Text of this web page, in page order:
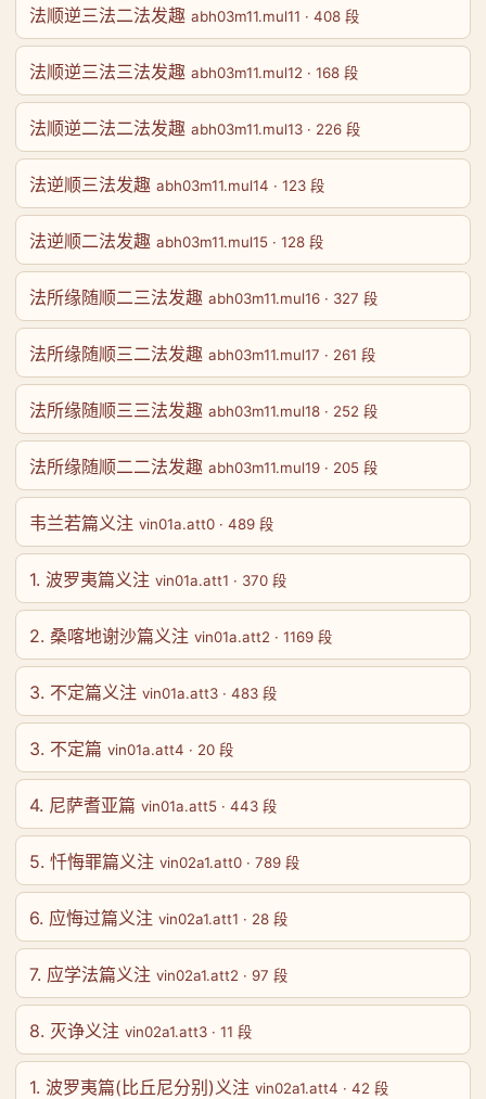
法顺逆三法二法发趣 abh03m11.mul11 · 408 段
法顺逆三法三法发趣 abh03m11.mul12 · 168 段
法顺逆二法二法发趣 abh03m11.mul13 · 226 段
法逆顺三法发趣 abh03m11.mul14 · 123 段
法逆顺二法发趣 abh03m11.mul15 · 128 段
法所缘随顺二三法发趣 abh03m11.mul16 · 327 段
法所缘随顺三二法发趣 abh03m11.mul17 · 261 段
法所缘随顺三三法发趣 abh03m11.mul18 · 252 段
法所缘随顺二二法发趣 abh03m11.mul19 · 205 段
韦兰若篇义注 vin01a.att0 · 489 段
1. 波罗夷篇义注 vin01a.att1 · 370 段
2. 桑喀地谢沙篇义注 vin01a.att2 · 1169 段
3. 不定篇义注 vin01a.att3 · 483 段
3. 不定篇 vin01a.att4 · 20 段
4. 尼萨耆亚篇 vin01a.att5 · 443 段
5. 忏悔罪篇义注 vin02a1.att0 · 789 段
6. 应悔过篇义注 vin02a1.att1 · 28 段
7. 应学法篇义注 vin02a1.att2 · 97 段
8. 灭诤义注 vin02a1.att3 · 11 段
1. 波罗夷篇(比丘尼分别)义注 vin02a1.att4 · 42 段